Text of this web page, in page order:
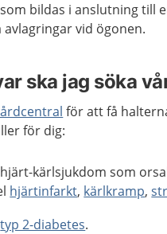
bildas i anslutning till
vid ögonen.
ska jag söka
för att få
för dig:
kärlsjukdom som
hjärtinfarkt, kärlkramp,
typ 2-diabetes.